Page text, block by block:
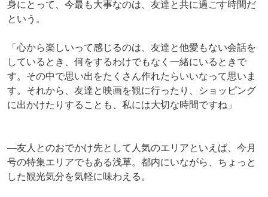
身にとって、今最も大事なのは、友達と共に過ごす時間だ
という。
「心から楽しいって感じるのは、友達と他愛もない会話を
しているとき、何をするわけでもなく一緒にいるときで
す。その中で思い出をたくさん作れたらいいなって思いま
す。それから、友達と映画を観に行ったり、ショッピング
に出かけたりすることも、私には大切な時間ですね」
―友人とのおでかけ先として人気のエリアといえば、今月
号の特集エリアでもある浅草。都内にいながら、ちょっと
した観光気分を気軽に味わえる。